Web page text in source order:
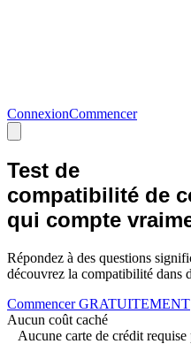
ConnexionCommencer
Test de
compatibilité de
qui compte
Répondez à des questions
découvrez la compatibilité dans
Commencer GRATUITEMENT
Aucun coût caché
Aucune carte de crédit